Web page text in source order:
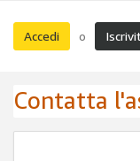
Accedi o
Contatta